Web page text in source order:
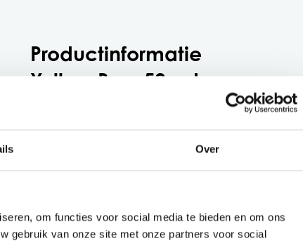
Over
om functies voor social media te bieden en om ons
gebruik van onze site met onze partners voor social
Productinformatie
Yellow Bow 50 - duurzaam
overhemd bedrijfskleding
Let op: kleur wit is met gewoon katoen ipv
Easy Care behandeling. Zoals altijd heeft ook dit
gespleten juk op de rug.